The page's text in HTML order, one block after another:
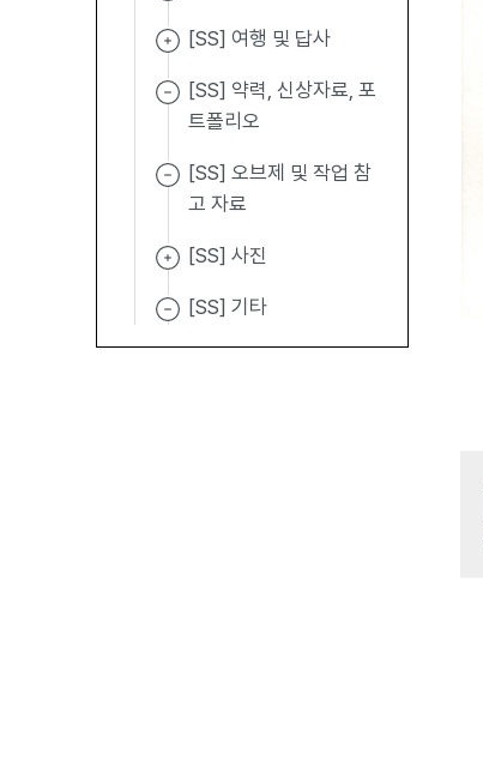
[SS] 여행 및 답사
[SS] 약력, 신상자료, 포
트폴리오
[SS] 오브제 및 작업 참
고 자료
[SS] 사진
[SS] 기타